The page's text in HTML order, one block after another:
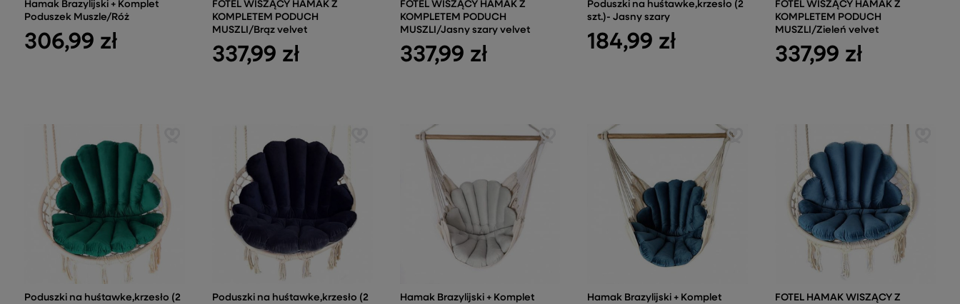
Hamak Brazylijski + Komplet
Poduszek Muszle/Róż
306,99 zł
FOTEL WISZĄCY HAMAK Z
KOMPLETEM PODUCH
MUSZLI/Brąz velvet
337,99 zł
FOTEL WISZĄCY HAMAK Z
KOMPLETEM PODUCH
MUSZLI/Jasny szary velvet
337,99 zł
Poduszki na huśtawke,krzesło (2
szt.)- Jasny szary
184,99 zł
FOTEL WISZĄCY HAMAK Z
KOMPLETEM PODUCH
MUSZLI/Zieleń velvet
337,99 zł
Poduszki na huśtawke,krzesło (2
Poduszki na huśtawke,krzesło (2
Hamak Brazylijski + Komplet
Hamak Brazylijski + Komplet
FOTEL HAMAK WISZĄCY Z